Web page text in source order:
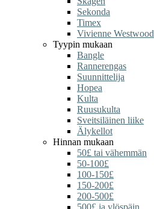
Sekonda
Timex
Vivienne Westwood
Tyypin mukaan
Bangle
Rannerengas
Suunnittelija
Hopea
Kulta
Ruusukulta
Sveitsiläinen liike
Älykellot
Hinnan mukaan
50£ tai vähemmän
50-100£
100-150£
150-200£
200-500£
500£ ja ylöspäin